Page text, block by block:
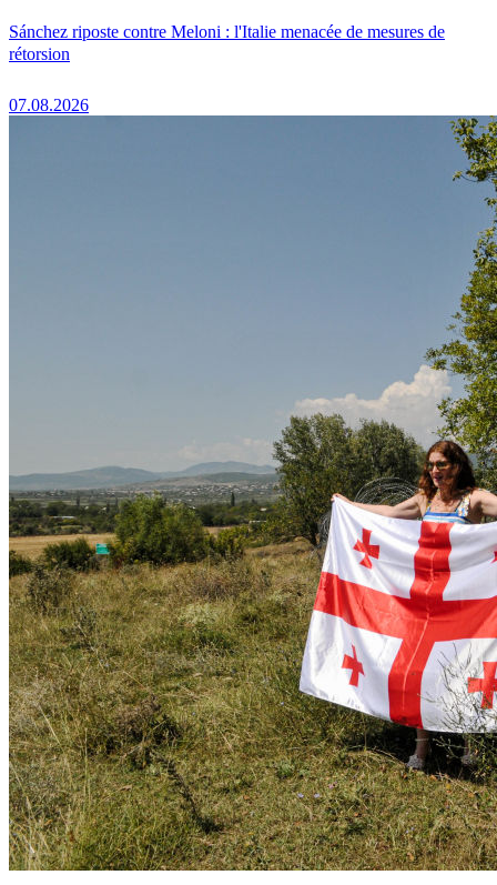
Sánchez riposte contre Meloni : l'Italie menacée de mesures de
rétorsion
07.08.2026